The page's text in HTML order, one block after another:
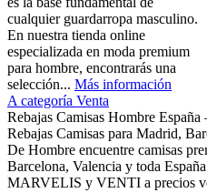
cualquier guardarropa masculino.
En nuestra tienda online
especializada en moda premium
para hombre, encontrarás una
selección... Más información
A categoría Venta
Rebajas Camisas Hombre
Rebajas Camisas para Madrid,
De Hombre encuentre camisas
Barcelona, Valencia y toda
MARVELIS y VENTI a precios